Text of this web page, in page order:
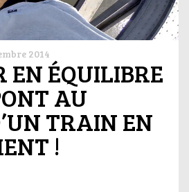
2014
EN ÉQUILIBRE
AU
TRAIN EN
!